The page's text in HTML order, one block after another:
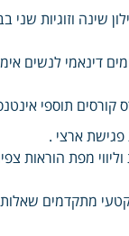
שינה וזוגיות
דינאמי לנשים
קורסים תוספי
פגישת ארצי .
מפת הוראות
מתקדמים